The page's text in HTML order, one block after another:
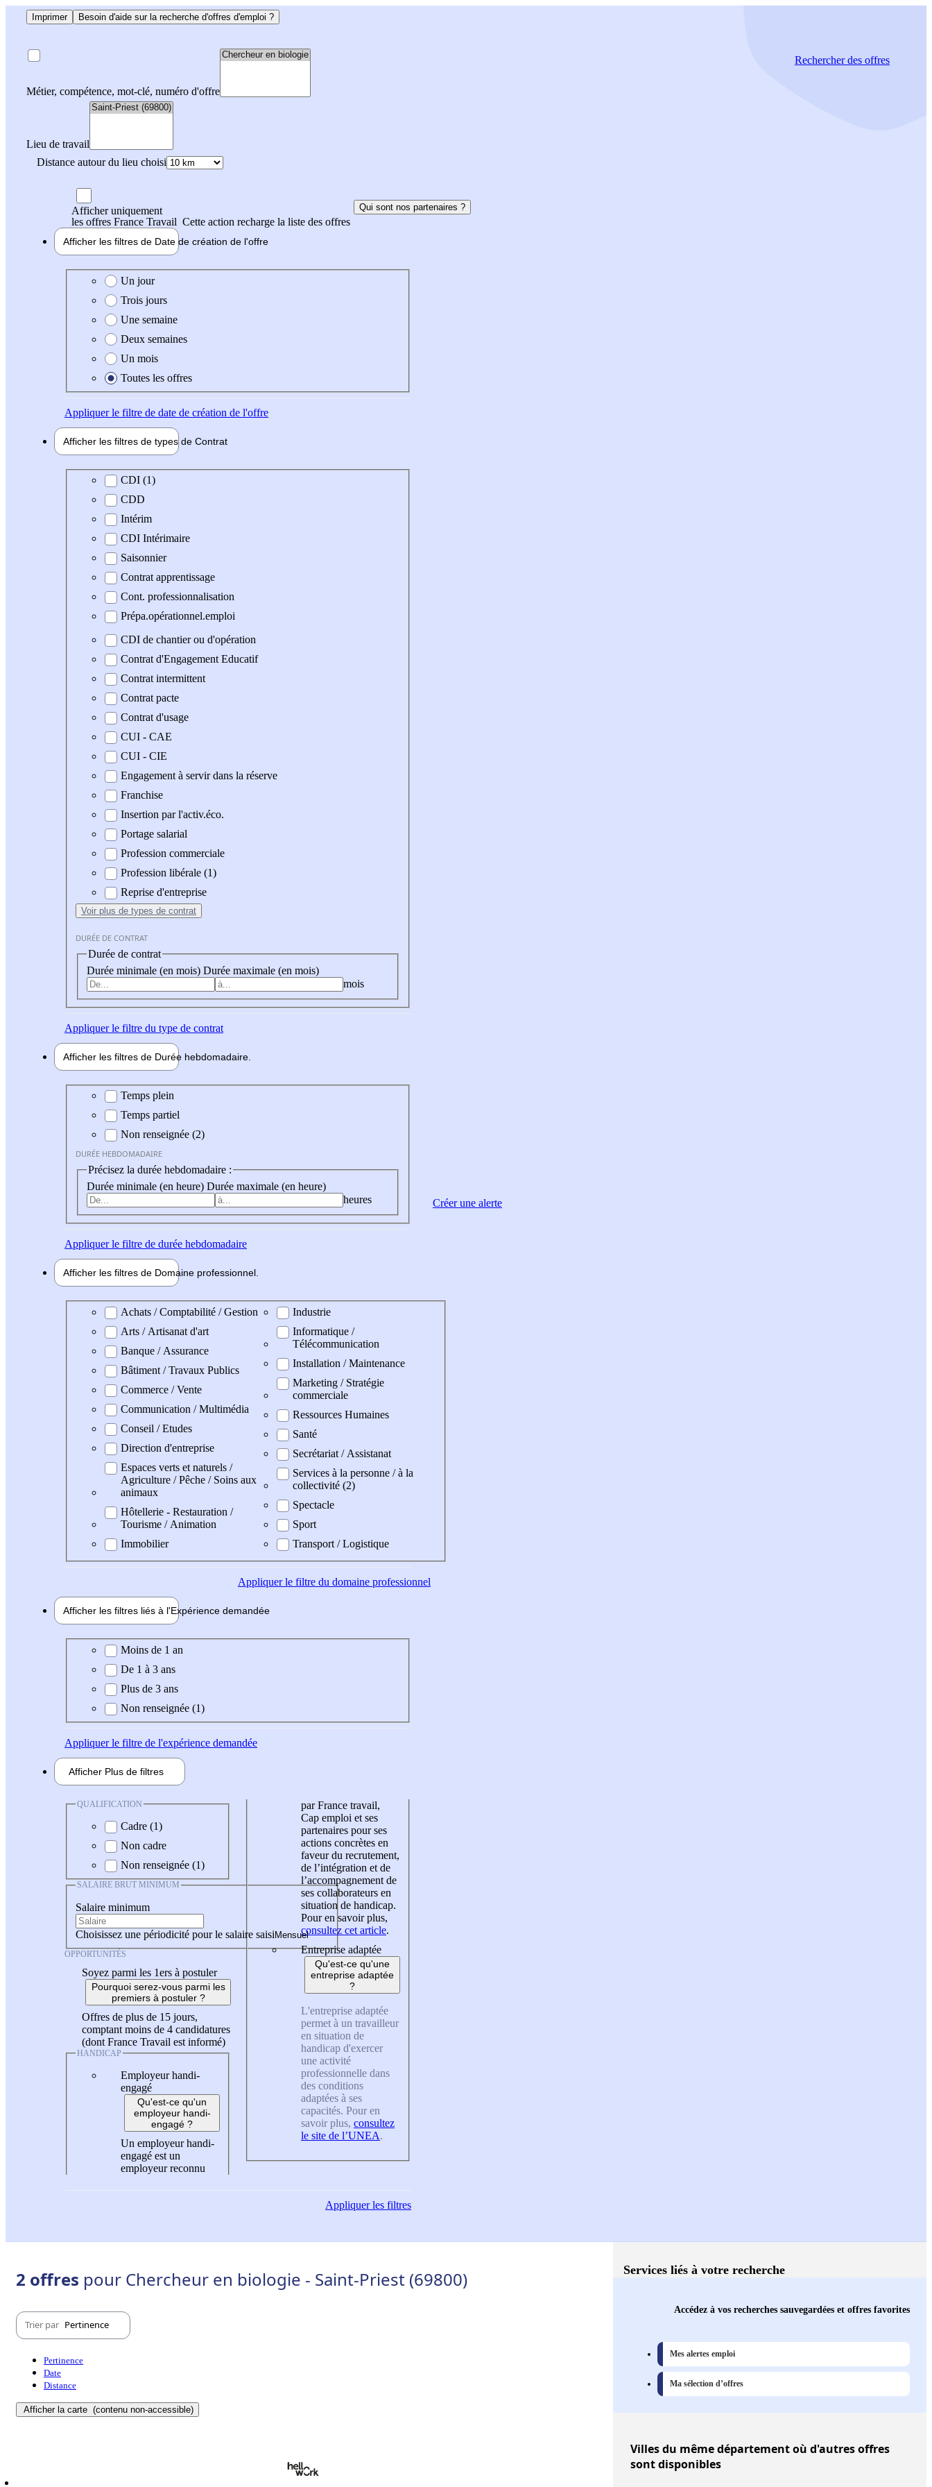
Imprimer Besoin d'aide sur la recherche d'offres d'emploi ?
Métier, compétence, mot-clé, numéro d'offre
Lieu de travail
Distance autour du lieu choisi
Rechercherdes offres
Afficher uniquement
les offres France Travail Cette action recharge la liste des offres
Qui sont nos partenaires ?
Afficher les filtres de Date de création de l'offre
Date de création de l'offre
Un jour
Trois jours
Une semaine
Deux semaines
Un mois
Toutes les offres
Appliquerle filtre de date de création de l'offre
Afficher les filtres de types de Contrat
Type de contrat
CDI (1)
CDD
Intérim
CDI Intérimaire
Saisonnier
Contrat apprentissage
Cont. professionnalisation
Prépa.opérationnel.emploi
CDI de chantier ou d'opération
Contrat d'Engagement Educatif
Contrat intermittent
Contrat pacte
Contrat d'usage
CUI - CAE
CUI - CIE
Engagement à servir dans la réserve
Franchise
Insertion par l'activ.éco.
Portage salarial
Profession commerciale
Profession libérale (1)
Reprise d'entreprise
Voir plus de types de contrat
DURÉE DE CONTRAT
Durée de contrat
Durée minimale (en mois) Durée maximale (en mois)
mois
Appliquerle filtre du type de contrat
Afficher les filtres de Durée hebdomadaire
Durée hebdomadaire
Temps plein
Temps partiel
Non renseignée (2)
DURÉE HEBDOMADAIRE
Précisez la durée hebdomadaire :
Durée minimale (en heure) Durée maximale (en heure)
heures
Appliquerle filtre de durée hebdomadaire
Afficher les filtres de Domaine professionnel
Domaine professionel
Achats / Comptabilité / Gestion
Arts / Artisanat d'art
Banque / Assurance
Bâtiment / Travaux Publics
Commerce / Vente
Communication / Multimédia
Conseil / Etudes
Direction d'entreprise
Espaces verts et naturels /
Agriculture / Pêche / Soins aux
animaux
Hôtellerie - Restauration /
Tourisme / Animation
Immobilier
Industrie
Informatique /
Télécommunication
Installation / Maintenance
Marketing / Stratégie
commerciale
Ressources Humaines
Santé
Secrétariat / Assistanat
Services à la personne / à la
collectivité (2)
Spectacle
Sport
Transport / Logistique
Appliquerle filtre du domaine professionnel
Afficher les filtres liés à l'Expérience demandée
Expérience demandée
Moins de 1 an
De 1 à 3 ans
Plus de 3 ans
Non renseignée (1)
Appliquerle filtre de l'expérience demandée
Afficher Plus de filtres
QUALIFICATION
Cadre (1)
Non cadre
Non renseignée (1)
SALAIRE BRUT MINIMUM
Salaire minimum
Choisissez une périodicité pour le salaire saisi
OPPORTUNITÉS
Soyez parmi les 1ers à postuler
Pourquoi serez-vous parmi les
premiers à postuler ?
Offres de plus de 15 jours,
comptant moins de 4 candidatures
(dont France Travail est informé)
HANDICAP
Employeur handi-
engagé
Qu'est-ce qu'un
employeur handi-
engagé ?
Un employeur handi-
engagé est un
employeur reconnu
par France travail,
Cap emploi et ses
partenaires pour ses
actions concrètes en
faveur du recrutement,
de l’intégration et de
l’accompagnement de
ses collaborateurs en
situation de handicap.
Pour en savoir plus,
consultez cet article.
Entreprise adaptée
Qu'est-ce qu'une
entreprise adaptée
?
L'entreprise adaptée
permet à un travailleur
en situation de
handicap d'exercer
une activité
professionnelle dans
des conditions
adaptées à ses
capacités. Pour en
savoir plus, consultez
le site de l’UNEA.
Appliquerles filtres
Créer une alerte
2 offres pour Chercheur en biologie - Saint-Priest (69800)
Trier par Pertinence
Pertinence
Date
Distance
Afficher la carte (contenu non-accessible)
Services liés à votre recherche
Accédez à vos recherches sauvegardées et offres favorites
Mes alertes emploi
Ma sélection d’offres
Villesdu même département où d'autres offres
sont disponibles